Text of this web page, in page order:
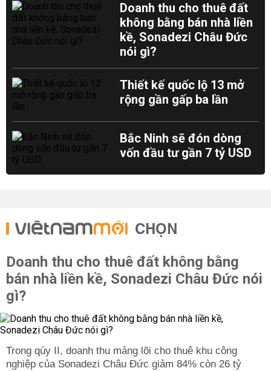
Doanh thu cho thuê đất
không bằng bán nhà liền
kề, Sonadezi Châu Đức
nói gì?
Thiết kế quốc lộ 13 mở
rộng gần gấp ba lần
Bắc Ninh sẽ đón dòng
vốn đầu tư gần 7 tỷ USD
CHỌN
Doanh thu cho thuê đất không bằng
bán nhà liền kề, Sonadezi Châu Đức nói
gì?
Trong qúy II, doanh thu mảng lõi cho thuê khu công
nghiệp của Sonadezi Châu Đức giảm 84% còn 26 tỷ